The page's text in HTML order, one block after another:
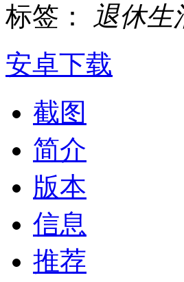
标签： 退休生
安卓下载
截图
简介
版本
信息
推荐